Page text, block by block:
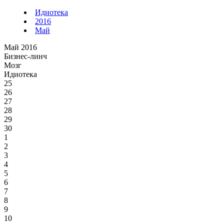
Идиотека
2016
Май
Май 2016
Бизнес-линч
Мозг
Идиотека
25
26
27
28
29
30
1
2
3
4
5
6
7
8
9
10